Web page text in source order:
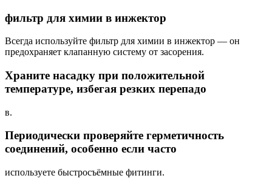
фильтр для химии в инжектор
Всегда используйте фильтр для химии в инжектор — он
предохраняет клапанную систему от засорения.
Храните насадку при положительной
температуре, избегая резких перепадо
в.
Периодически проверяйте герметичность
соединений, особенно если часто
используете быстросъёмные фитинги.